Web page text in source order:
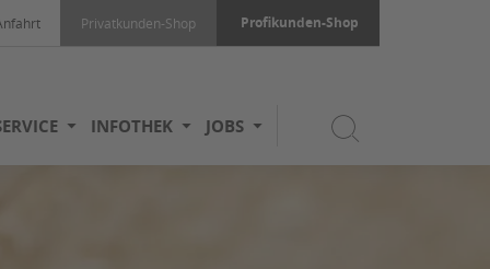
Privatkunden-Shop Profikunden-Shop
INFOTHEK JOBS